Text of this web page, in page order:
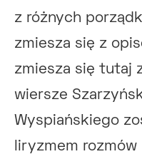
z różnych
zmiesza się z
zmiesza się tutaj
wiersze
Wyspiańskiego
liryzmem